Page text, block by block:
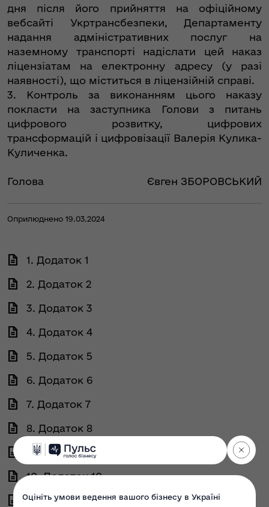
дня після його прийняття на офіційному
вебсайті Укртрансбезпеки, Департаменту
надання адміністративних послуг на
наземному транспорті надіслати цей наказ
ліцензіатам на електронну адресу (у разі
наявності), що міститься в ліцензійній справі.
3. Контроль за виконанням цього наказу
покласти на заступника Голови з питань
цифрового розвитку, цифрових
трансформацій і цифровізації Валерія Кулика-
Куличенка.
Голова Євген ЗБОРОВСЬКИЙ
Оприлюднено 19.03.2024
1. Додаток 1
2. Додаток 2
3. Додаток 3
4. Додаток 4
5. Додаток 5
6. Додаток 6
7. Додаток 7
8. Додаток 8
9. Додаток 9
10. Додаток 10
11. Додаток 11